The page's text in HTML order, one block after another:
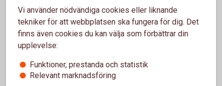
Vi använder nödvändiga cookies eller liknande
tekniker för att webbplatsen ska fungera för dig. Det
finns även cookies du kan välja som förbättrar din
upplevelse:
Funktioner, prestanda och statistik
Relevant marknadsföring